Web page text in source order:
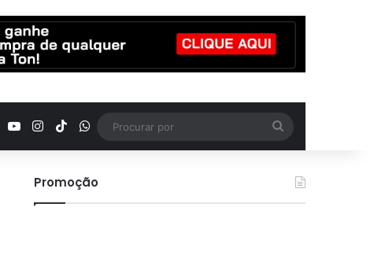
YouTubeInstagram
TikTokWhatsApp
por
Promoção